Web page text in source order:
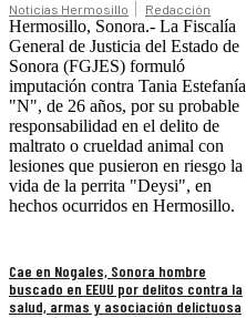
Noticias Hermosillo Redacción
Hermosillo, Sonora.- La Fiscalía
General de Justicia del Estado de
Sonora (FGJES) formuló
imputación contra Tania Estefanía
"N", de 26 años, por su probable
responsabilidad en el delito de
maltrato o crueldad animal con
lesiones que pusieron en riesgo la
vida de la perrita "Deysi", en
hechos ocurridos en Hermosillo.
Cae en Nogales, Sonora hombre
buscado en EEUU por delitos contra la
salud, armas y asociación delictuosa